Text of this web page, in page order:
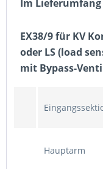
Im
EX38/9 für KV
oder LS (load
mit Bypass-
Hauptarm